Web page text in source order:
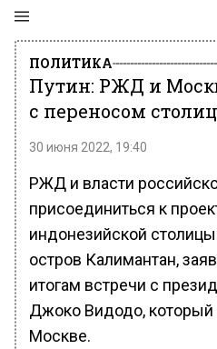
ПОЛИТИКА
Путин: РЖД и
с переносом
30 июня 2022, 19:40
РЖД и власти
присоединиться к
индонезийской
остров Калимантан,
итогам встречи с
Джоко Видодо, который
Москве.